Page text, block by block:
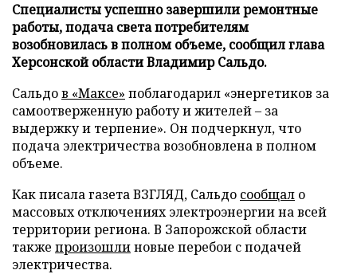
Специалисты успешно завершили ремонтные
работы, подача света потребителям
возобновилась в полном объеме, сообщил глава
Херсонской области Владимир Сальдо.
Сальдов «Максе» поблагодарил «энергетиков за
самоотверженную работу и жителей – за
выдержку и терпение». Он подчеркнул, что
подача электричества возобновлена в полном
объеме.
Как писала газета ВЗГЛЯД, Сальдо сообщал о
массовых отключениях электроэнергии на всей
территории региона. В Запорожской области
также произошлиновые перебои с подачей
электричества.